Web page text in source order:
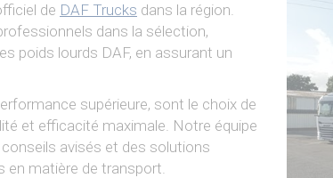
de DAF Trucks dans la région.
dans la sélection,
poids lourds DAF, en assurant un
supérieure, sont le choix de
et efficacité maximale. Notre équipe
avisés et des solutions
en matière de transport.